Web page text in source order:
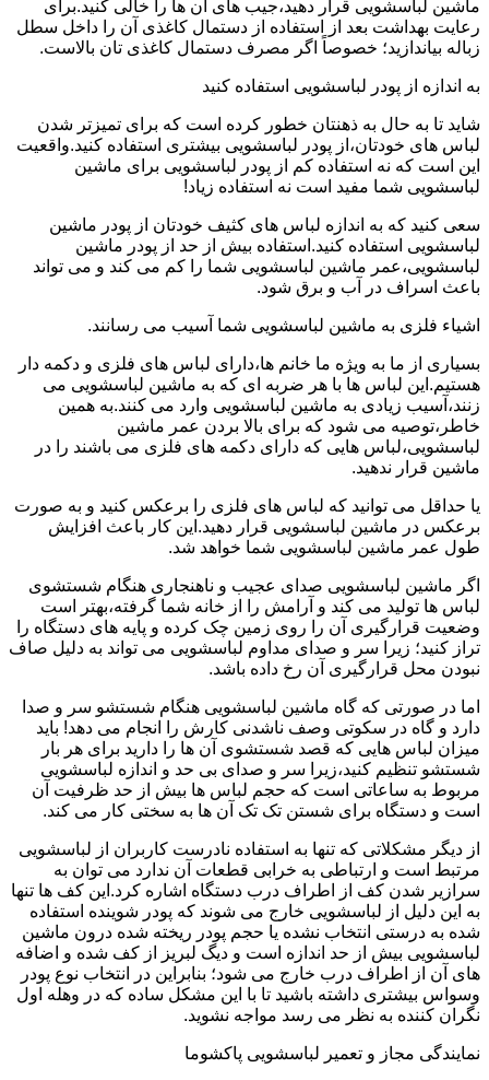
ماشین لباسشویی قرار دهید،جیب های آن ها را خالی کنید.برای
رعایت بهداشت بعد از استفاده از دستمال کاغذی آن را داخل سطل
زباله بیاندازید؛ خصوصاً اگر مصرف دستمال کاغذی تان بالاست.
به اندازه از پودر لباسشویی استفاده کنید
شاید تا به حال به ذهنتان خطور کرده است که برای تمیزتر شدن
لباس های خودتان،از پودر لباسشویی بیشتری استفاده کنید.واقعیت
این است که نه استفاده کم از پودر لباسشویی برای ماشین
لباسشویی شما مفید است نه استفاده زیاد!
سعی کنید که به اندازه لباس های کثیف خودتان از پودر ماشین
لباسشویی استفاده کنید.استفاده بیش از حد از پودر ماشین
لباسشویی،عمر ماشین لباسشویی شما را کم می کند و می تواند
باعث اسراف در آب و برق شود.
اشیاء فلزی به ماشین لباسشویی شما آسیب می رسانند.
بسیاری از ما به ویژه ما خانم ها،دارای لباس های فلزی و دکمه دار
هستیم.این لباس ها با هر ضربه ای که به ماشین لباسشویی می
زنند،آسیب زیادی به ماشین لباسشویی وارد می کنند.به همین
خاطر،توصیه می شود که برای بالا بردن عمر ماشین
لباسشویی،لباس هایی که دارای دکمه های فلزی می باشند را در
ماشین قرار ندهید.
یا حداقل می توانید که لباس های فلزی را برعکس کنید و به صورت
برعکس در ماشین لباسشویی قرار دهید.این کار باعث افزایش
طول عمر ماشین لباسشویی شما خواهد شد.
اگر ماشین لباسشویی صدای عجیب و ناهنجاری هنگام شستشوی
لباس ها تولید می کند و آرامش را از خانه شما گرفته،بهتر است
وضعیت قرارگیری آن را روی زمین چک کرده و پایه های دستگاه را
تراز کنید؛ زیرا سر و صدای مداوم لباسشویی می تواند به دلیل صاف
نبودن محل قرارگیری آن رخ داده باشد.
اما در صورتی که گاه ماشین لباسشویی هنگام شستشو سر و صدا
دارد و گاه در سکوتی وصف ناشدنی کارش را انجام می دهد! باید
میزان لباس هایی که قصد شستشوی آن ها را دارید برای هر بار
شستشو تنظیم کنید،زیرا سر و صدای بی حد و اندازه لباسشویی
مربوط به ساعاتی است که حجم لباس ها بیش از حد ظرفیت آن
است و دستگاه برای شستن تک تک آن ها به سختی کار می کند.
از دیگر مشکلاتی که تنها به استفاده نادرست کاربران از لباسشویی
مرتبط است و ارتباطی به خرابی قطعات آن ندارد می توان به
سرازیر شدن کف از اطراف درب دستگاه اشاره کرد.این کف ها تنها
به این دلیل از لباسشویی خارج می شوند که پودر شوینده استفاده
شده به درستی انتخاب نشده یا حجم پودر ریخته شده درون ماشین
لباسشویی بیش از حد اندازه است و دیگ لبریز از کف شده و اضافه
های آن از اطراف درب خارج می شود؛ بنابراین در انتخاب نوع پودر
وسواس بیشتری داشته باشید تا با این مشکل ساده که در وهله اول
نگران کننده به نظر می رسد مواجه نشوید.
نمایندگی مجاز و تعمیر لباسشویی پاکشوما